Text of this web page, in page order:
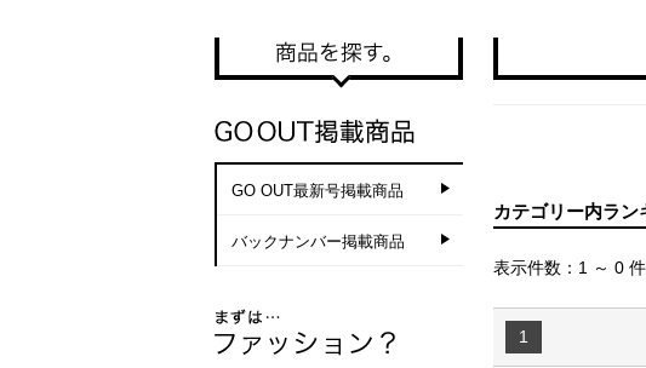
GO OUT最新号掲載商品
バックナンバー掲載商品
カテゴリー内ラン
表示件数：1 ～ 0
1